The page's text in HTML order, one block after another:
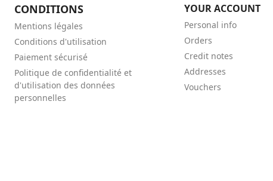
CONDITIONS
Mentions légales
Conditions d'utilisation
Paiement sécurisé
Politique de confidentialité et
d'utilisation des données
personnelles
YOUR ACCOUNT
Personal info
Orders
Credit notes
Addresses
Vouchers